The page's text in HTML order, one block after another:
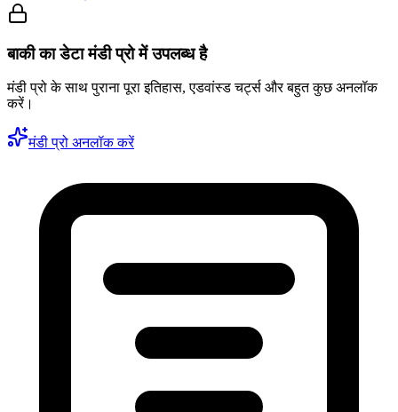
बाकी का डेटा मंडी प्रो में उपलब्ध है
मंडी प्रो के साथ पुराना पूरा इतिहास, एडवांस्ड चर्ट्स और बहुत कुछ अनलॉक
करें।
मंडी प्रो अनलॉक करें